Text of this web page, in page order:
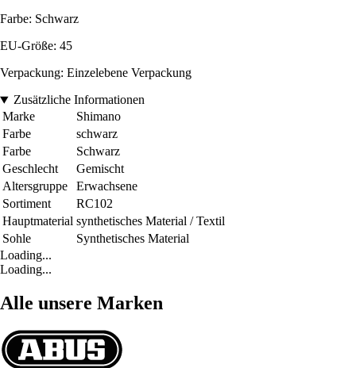
Farbe: Schwarz
EU-Größe: 45
Verpackung: Einzelebene Verpackung
Zusätzliche Informationen
Marke
Shimano
Farbe
schwarz
Farbe
Schwarz
Geschlecht
Gemischt
Altersgruppe
Erwachsene
Sortiment
RC102
Hauptmaterial synthetisches Material / Textil
Sohle
Synthetisches Material
Loading...
Loading...
Alle unsere Marken